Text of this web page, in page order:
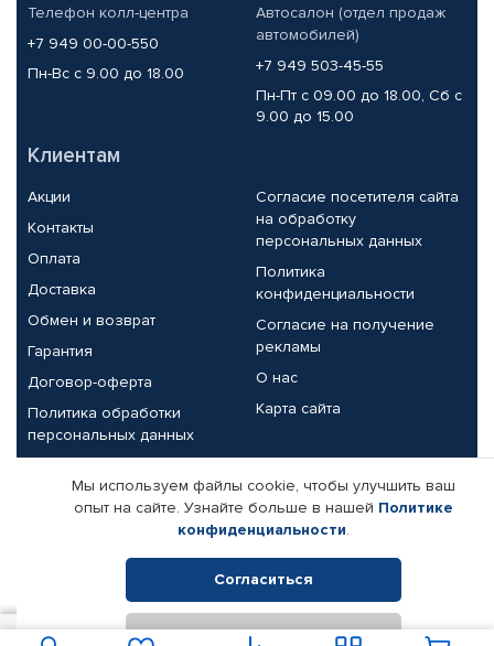
Телефон колл-центра
+7 949 00-00-550
Пн-Вс с 9.00 до 18.00
Автосалон (отдел продаж
автомобилей)
+7 949 503-45-55
Пн-Пт с 09.00 до 18.00, Сб с
9.00 до 15.00
Клиентам
Акции
Контакты
Оплата
Доставка
Обмен и возврат
Гарантия
Договор-оферта
Политика обработки
персональных данных
Согласие посетителя сайта
на обработку
персональных данных
Политика
конфиденциальности
Согласие на получение
рекламы
О нас
Карта сайта
Партнерам
Корпоративным клиентам
Поставщикам
Реквизиты компании
© КАМАЗ ЦЕНТР ДОНЕЦК, 2015-2026. Все права защищены.
Мы используем файлы cookie, чтобы улучшить ваш
опыт на сайте. Узнайте больше в нашей Политике
конфиденциальности.
Согласиться
Отклонить